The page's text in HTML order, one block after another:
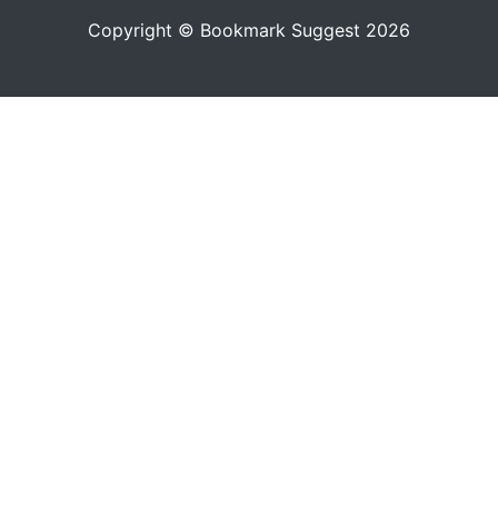
Copyright © Bookmark Suggest 2026